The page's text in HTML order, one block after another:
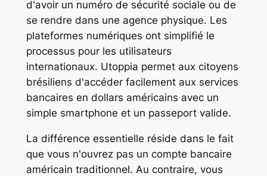
d'avoir un numéro de sécurité sociale ou de
se rendre dans une agence physique. Les
plateformes numériques ont simplifié le
processus pour les utilisateurs
internationaux. Utoppia permet aux citoyens
brésiliens d'accéder facilement aux services
bancaires en dollars américains avec un
simple smartphone et un passeport valide.
La différence essentielle réside dans le fait
que vous n'ouvrez pas un compte bancaire
américain traditionnel. Au contraire, vous